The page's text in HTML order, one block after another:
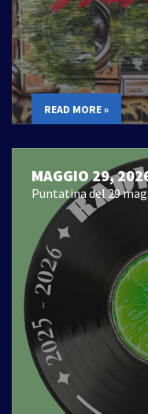
READ MORE »
MAGGIO 29,
Puntatina del 29